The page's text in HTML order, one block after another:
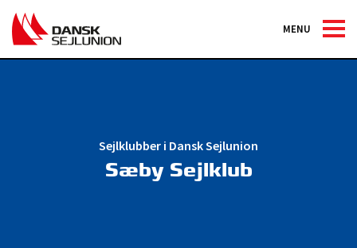
MENU
Sejlklubber i Dansk Sejlunion
Sæby Sejlklub